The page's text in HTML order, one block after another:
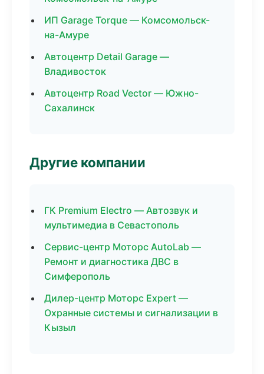
ИП Garage Torque — Комсомольск-
на-Амуре
Автоцентр Detail Garage —
Владивосток
Автоцентр Road Vector — Южно-
Сахалинск
Другие компании
ГК Premium Electro — Автозвук и
мультимедиа в Севастополь
Сервис-центр Моторс AutoLab —
Ремонт и диагностика ДВС в
Симферополь
Дилер-центр Моторс Expert —
Охранные системы и сигнализации в
Кызыл